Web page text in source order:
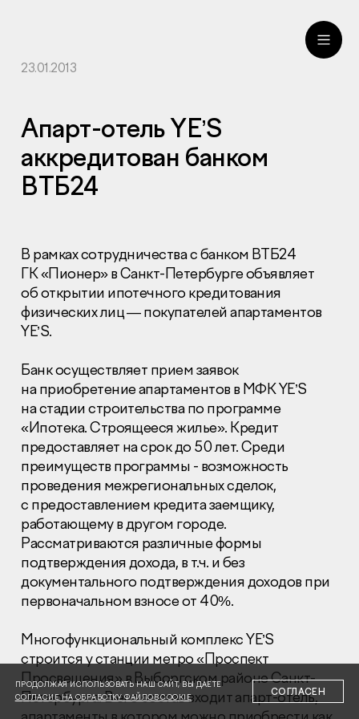
Раскрытие информации
Правовая информация
Сообщить о коррупции
Глaвный oфиc
+7 (495) 502 95 59
Отдел продаж
+7 (495) 641-35-35
Заказать звонок
© 2001-2026 Компания «Пионер»
23.01.2013
Апарт-отель YE’S
аккредитован банком
ВТБ24
В рамках сотрудничества с банком ВТБ24
ГК «Пионер» в Санкт-Петербурге объявляет
об открытии ипотечного кредитования
физических лиц — покупателей апартаментов
YE’S.
Банк осуществляет прием заявок
на приобретение апартаментов в МФК YE’S
на стадии строительства по программе
«Ипотека. Строящееся жилье». Кредит
предоставляет на срок до 50 лет. Среди
преимуществ программы - возможность
проведения межрегиональных сделок,
с предоставлением кредита заемщику,
работающему в другом городе.
Рассматриваются различные формы
подтверждения дохода, в т.ч. и без
документального подтверждения доходов при
первоначальном взносе от 40%.
Многофункциональный комплекс YE’S
строится у станции метро «Проспект
Просвещения» в Выборгском районе Санкт-
Петербурга. В его состав входит апарт-отель,
ПРОДОЛЖАЯ ИСПОЛЬЗОВАТЬ НАШ САЙТ, ВЫ ДАЕТЕ
СОГЛАСИЕ НА ОБРАБОТКУ ФАЙЛОВ COOKIE
СОГЛАСЕН